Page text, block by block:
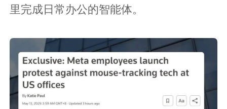
里完成日常办公的智能体。